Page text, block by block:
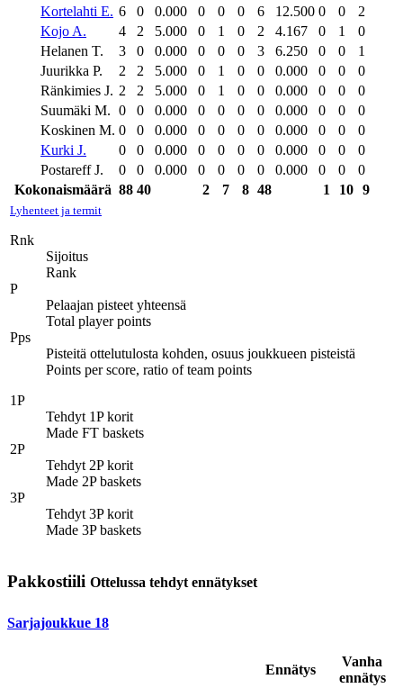
Kortelahti E. 6 0 0.000 0 0 0 6 12.500 0 0
2
Kojo A.
4 2 5.000 0 1 0 2 4.167 0 1
0
Helanen T.
3 0 0.000 0 0 0 3 6.250 0 0
1
Juurikka P.
2 2 5.000 0 1 0 0 0.000 0 0
0
Ränkimies J. 2 2 5.000 0 1 0 0 0.000 0 0
0
Suumäki M. 0 0 0.000 0 0 0 0 0.000 0 0
0
Koskinen M. 0 0 0.000 0 0 0 0 0.000 0 0
0
Kurki J.
0 0 0.000 0 0 0 0 0.000 0 0
0
Postareff J.
0 0 0.000 0 0 0 0 0.000 0 0
0
Kokonaismäärä 88 40 2 7 8 48 1 10 9
Lyhenteet ja termit
Rnk
Sijoitus
Rank
P
Pelaajan pisteet yhteensä
Total player points
Pps
Pisteitä ottelutulosta kohden, osuus joukkueen pisteistä
Points per score, ratio of team points
1P
Tehdyt 1P korit
Made FT baskets
2P
Tehdyt 2P korit
Made 2P baskets
3P
Tehdyt 3P korit
Made 3P baskets
Pakkostiili Ottelussa tehdyt ennätykset
Sarjajoukkue 18
Ennätys
Vanha
ennätys